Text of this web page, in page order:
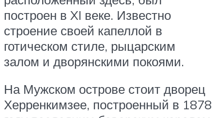
построен в XI веке. Известно
строение своей капеллой в
готическом стиле, рыцарским
залом и дворянскими покоями.
На Мужском острове стоит дворец
Херренкимзее, построенный в 1878